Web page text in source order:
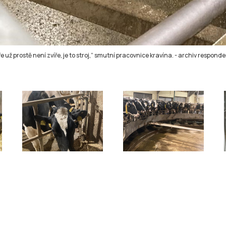
už prostě není zvíře, je to stroj,” smutní pracovnice kravína.-archiv